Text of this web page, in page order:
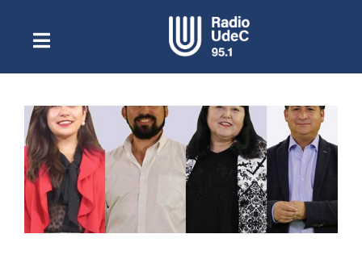
contenidoToggle
NavigationEscuchar Radio UdeC en vivo
Quiénes Somos
Programación
Podcast
Noticias